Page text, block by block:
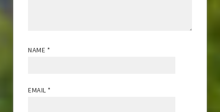
NAME *
EMAIL *